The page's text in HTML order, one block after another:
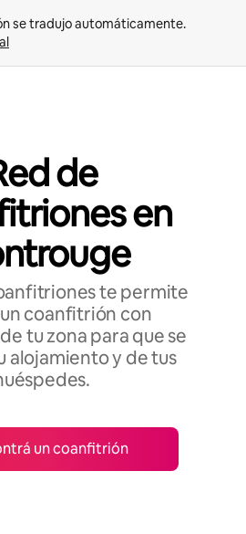
de
en
te permite
coanfitrión con
tu zona para que se
alojamiento y de tus
un coanfitrión